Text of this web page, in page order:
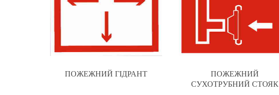
ПОЖЕЖНИЙ ГІДРАНТ
ПОЖЕЖНИЙ
СУХОТРУБНИЙ СТОЯК